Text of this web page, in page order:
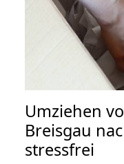
Umziehen
Breisgau
stressfrei